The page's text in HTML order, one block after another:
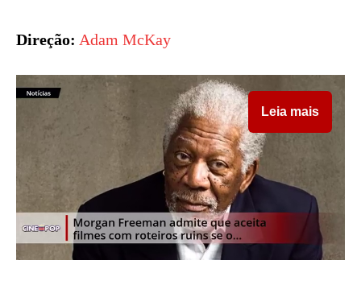
Direção: Adam McKay
Leia mais